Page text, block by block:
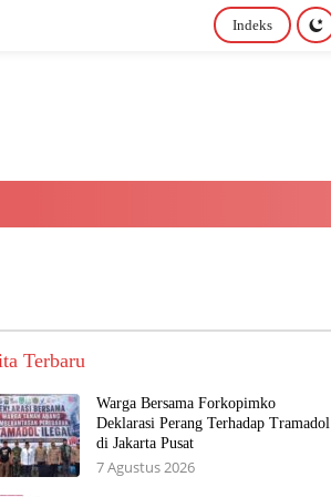
Indeks
Terbaru
Warga Bersama Forkopimko
Deklarasi Perang Terhadap Tramadol
di Jakarta Pusat
7 Agustus 2026